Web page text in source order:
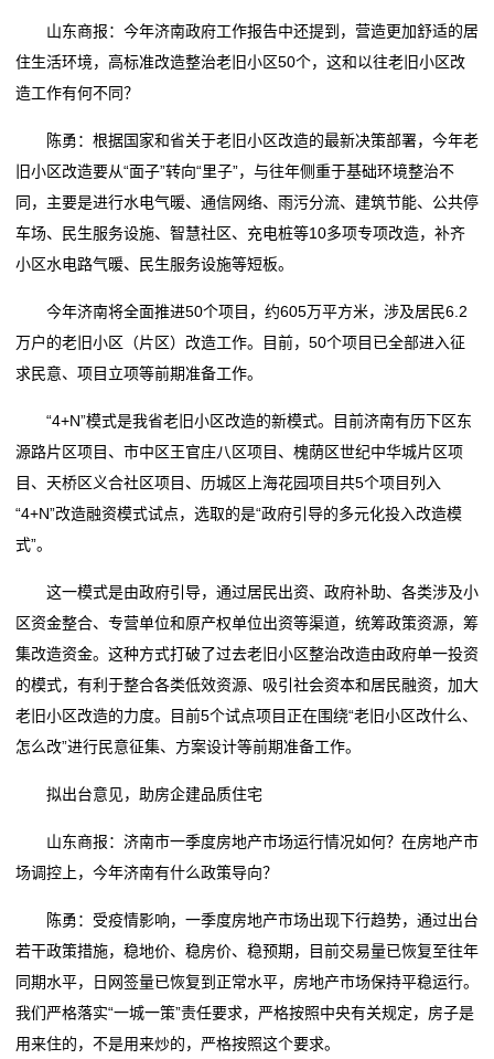
山东商报：今年济南政府工作报告中还提到，营造更加舒适的居
住生活环境，高标准改造整治老旧小区50个，这和以往老旧小区改
造工作有何不同？
陈勇：根据国家和省关于老旧小区改造的最新决策部署，今年老
旧小区改造要从“面子”转向“里子”，与往年侧重于基础环境整治不
同，主要是进行水电气暖、通信网络、雨污分流、建筑节能、公共停
车场、民生服务设施、智慧社区、充电桩等10多项专项改造，补齐
小区水电路气暖、民生服务设施等短板。
今年济南将全面推进50个项目，约605万平方米，涉及居民6.2
万户的老旧小区（片区）改造工作。目前，50个项目已全部进入征
求民意、项目立项等前期准备工作。
“4+N”模式是我省老旧小区改造的新模式。目前济南有历下区东
源路片区项目、市中区王官庄八区项目、槐荫区世纪中华城片区项
目、天桥区义合社区项目、历城区上海花园项目共5个项目列入
“4+N”改造融资模式试点，选取的是“政府引导的多元化投入改造模
式”。
这一模式是由政府引导，通过居民出资、政府补助、各类涉及小
区资金整合、专营单位和原产权单位出资等渠道，统筹政策资源，筹
集改造资金。这种方式打破了过去老旧小区整治改造由政府单一投资
的模式，有利于整合各类低效资源、吸引社会资本和居民融资，加大
老旧小区改造的力度。目前5个试点项目正在围绕“老旧小区改什么、
怎么改”进行民意征集、方案设计等前期准备工作。
拟出台意见，助房企建品质住宅
山东商报：济南市一季度房地产市场运行情况如何？在房地产市
场调控上，今年济南有什么政策导向？
陈勇：受疫情影响，一季度房地产市场出现下行趋势，通过出台
若干政策措施，稳地价、稳房价、稳预期，目前交易量已恢复至往年
同期水平，日网签量已恢复到正常水平，房地产市场保持平稳运行。
我们严格落实“一城一策”责任要求，严格按照中央有关规定，房子是
用来住的，不是用来炒的，严格按照这个要求。